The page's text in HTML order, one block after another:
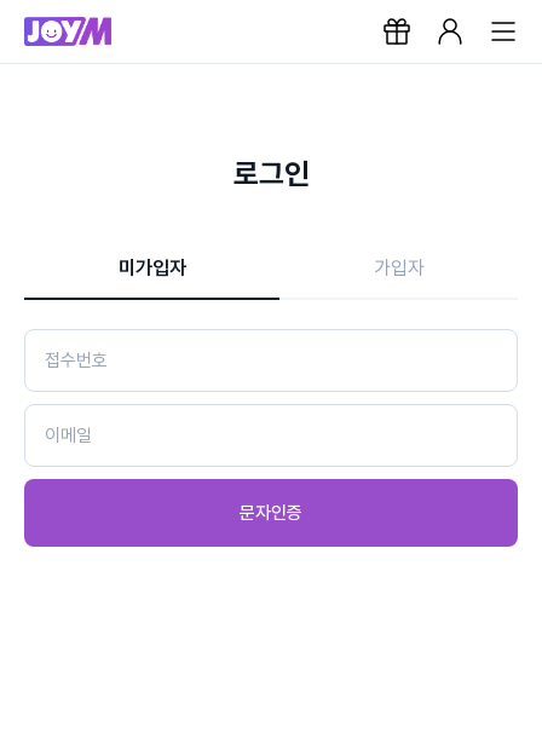
로그인
미가입자 가입자
문자인증